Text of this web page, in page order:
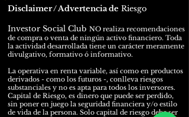
Disclaimer / Advertencia de Riesgo
Investor Social Club NO realiza recomendaciones
de compra o venta de ningún activo financiero. Toda
la actividad desarrollada tiene un carácter meramente
divulgativo, formativo ó informativo.
La operativa en renta variable, así como en productos
derivados - como los futuros -, conlleva riesgos
substanciales y no es apta para todos los inversores.
Capital de Riesgo, es dinero que puede ser perdido,
sin poner en juego la seguridad financiera y/o estilo
de vida de la persona. Solo capital de riesgo debe ser